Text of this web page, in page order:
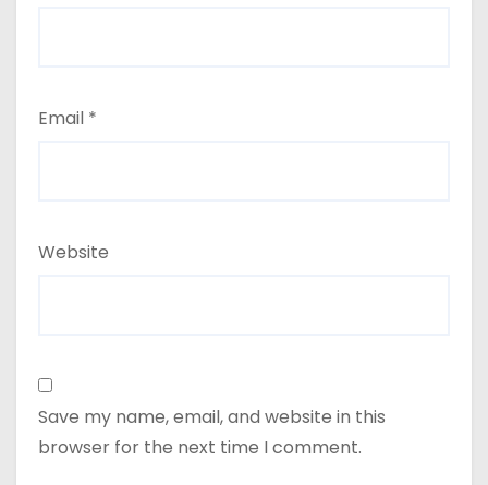
Email *
Website
Save my name, email, and website in this
browser for the next time I comment.